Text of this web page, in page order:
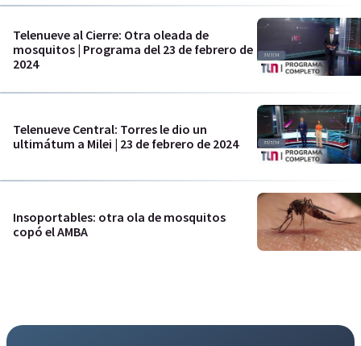
Telenueve al Cierre: Otra oleada de
mosquitos | Programa del 23 de febrero de
2024
Telenueve Central: Torres le dio un
ultimátum a Milei | 23 de febrero de 2024
Insoportables: otra ola de mosquitos
copó el AMBA